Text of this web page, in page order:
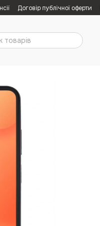
Договір публічної оферти